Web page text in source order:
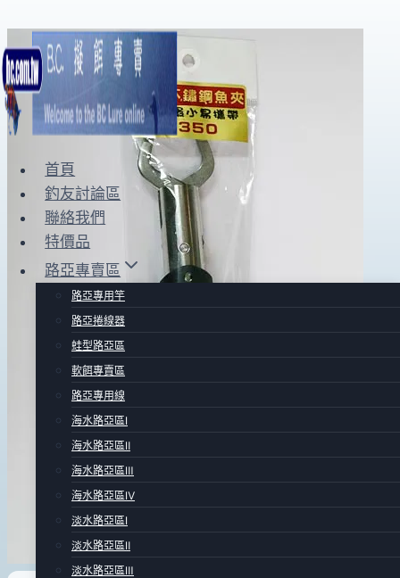
Skip
to
content
首頁
釣友討論區
聯絡我們
特價品
路亞專賣區
路亞專用竿
路亞捲線器
蛙型路亞區
軟餌專賣區
路亞專用線
海水路亞區Ⅰ
海水路亞區Ⅱ
海水路亞區Ⅲ
海水路亞區Ⅳ
淡水路亞區Ⅰ
淡水路亞區Ⅱ
淡水路亞區Ⅲ